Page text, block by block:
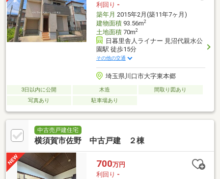
利回り -
築年月 2015年2月(築11年7ヶ月)
建物面積93.56m2
土地面積70m2
日暮里舎人ライナー 見沼代親水公
園駅 徒歩15分
その他の交通
埼玉県川口市大字東本郷
3日以内に公開 木造
間取り図あり
写真あり
駐車場あり
中古売戸建住宅
横須賀市佐野 中古戸建 ２棟
700万円
利回り -